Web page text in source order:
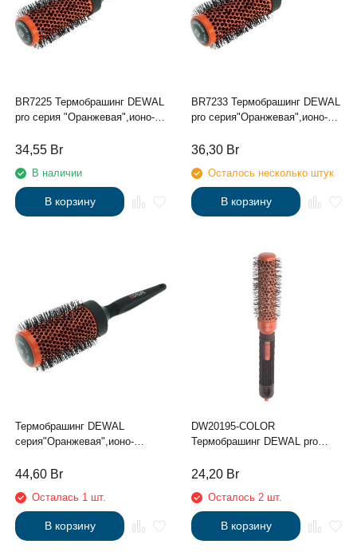
BR7225 Термобрашинг DEWAL
pro серия "Оранжевая",ионо-
покрытие,волнистая
34,55 Br
В наличии
В корзину
BR7233 Термобрашинг DEWAL
pro серия"Оранжевая",ионо-
покрытие,волнистая
36,30 Br
Осталось несколько штук
В корзину
Термобрашинг DEWAL
серия"Оранжевая",ионо-
покрытие,волнистая
44,60 Br
Осталась 1 шт.
В корзину
DW20195-COLOR
Термобрашинг DEWAL pro
покрытие,нейлоновая щетина,
24,20 Br
Осталось 2 шт.
В корзину